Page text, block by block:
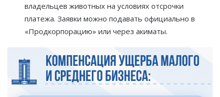
владельцев животных на условиях отсрочки
платежа. Заявки можно подавать официально в
«Продкорпорацию» или через акиматы.